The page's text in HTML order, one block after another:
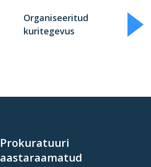
Organiseeritud
kuritegevus
Prokuratuuri
aastaraamatud